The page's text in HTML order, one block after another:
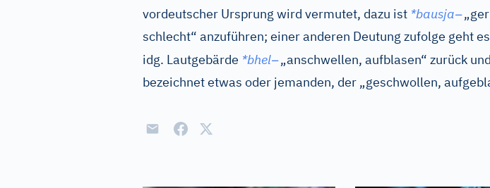
vordeutscher Ursprung wird vermutet, dazu ist *bausja–
schlecht“ anzuführen; einer anderen Deutung zufolge geht
idg. Lautgebärde *bhel–„anschwellen, aufblasen“ zurück und
bezeichnet etwas oder jemanden, der „geschwollen,